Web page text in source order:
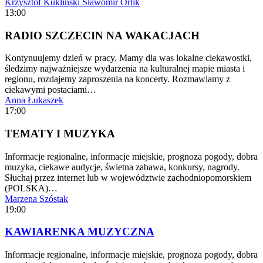
13:00
RADIO SZCZECIN NA WAKACJACH
Kontynuujemy dzień w pracy. Mamy dla was lokalne ciekawostki,
śledzimy najważniejsze wydarzenia na kulturalnej mapie miasta i
regionu, rozdajemy zaproszenia na koncerty. Rozmawiamy z
ciekawymi postaciami…
Anna Łukaszek
17:00
TEMATY I MUZYKA
Informacje regionalne, informacje miejskie, prognoza pogody, dobra
muzyka, ciekawe audycje, świetna zabawa, konkursy, nagrody.
Słuchaj przez internet lub w województwie zachodniopomorskiem
(POLSKA)…
Marzena Szóstak
19:00
KAWIARENKA MUZYCZNA
Informacje regionalne, informacje miejskie, prognoza pogody, dobra